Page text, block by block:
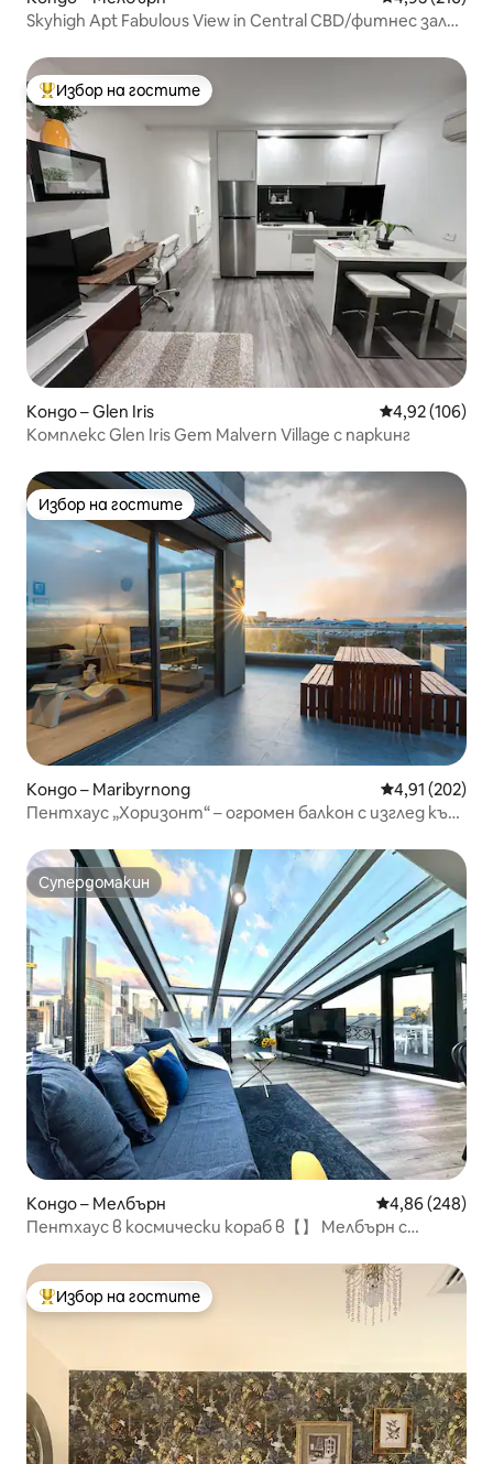
Skyhigh Apt Fabulous View in Central CBD/фитнес зала/
Най-популярен избор на гостите
Избор на гостите
Кондо – Glen Iris Средна
4,92 (106)
Комплекс Glen Iris Gem Malvern Village с паркинг
Избор на гостите
Избор на гостите
Кондо – Maribyrnong Средна
4,91 (202)
Пентхаус „Хоризонт“ – огромен балкон с изглед към
Супердомакин
Супердомакин
Кондо – Мелбърн Средна
4,86 (248)
Пентхаус в космически кораб в【】 Мелбърн с
Най-популярен избор на гостите
Избор на гостите